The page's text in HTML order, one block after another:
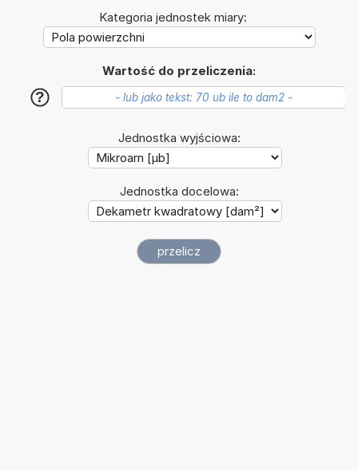
Kategoria jednostek miary:
Wartość do przeliczenia:
?
Jednostka wyjściowa:
Jednostka docelowa: